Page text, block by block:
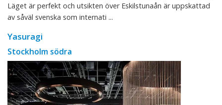
Läget är perfekt och utsikten över Eskilstunaån är uppskattad
av såväl svenska som internati ...
Yasuragi
Stockholm södra